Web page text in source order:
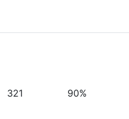
321 90%